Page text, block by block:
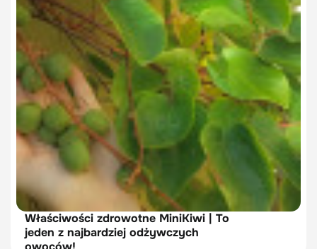
Właściwości zdrowotne MiniKiwi | To
jeden z najbardziej odżywczych